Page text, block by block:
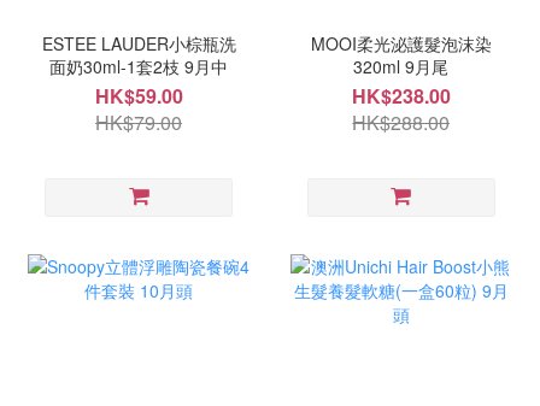
ESTEE LAUDER小棕瓶洗
面奶30ml-1套2枝 9月中
HK$59.00
HK$79.00
MOOI柔光泌護髮泡沫染
320ml 9月尾
HK$238.00
HK$288.00